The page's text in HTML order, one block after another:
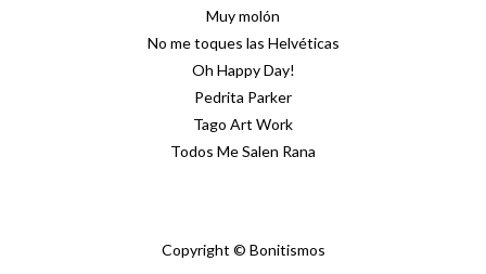
Muy molón
No me toques las Helvéticas
Oh Happy Day!
Pedrita Parker
Tago Art Work
Todos Me Salen Rana
Copyright © Bonitismos